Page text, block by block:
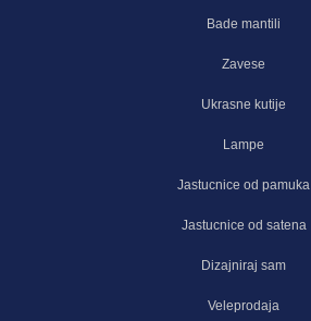
Bade mantili
Zavese
Ukrasne kutije
Lampe
Jastucnice od pamuka
Jastucnice od satena
Dizajniraj sam
Veleprodaja